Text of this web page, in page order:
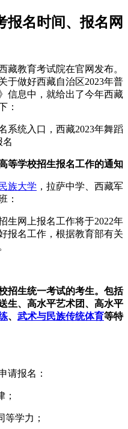
报名时间、报名网
藏教育考试院在官网发布。
于做好西藏自治区2023年普
信息中，就给出了今年西藏
：
等学校招生报名工作的通知
族大学 ，拉萨中学、西藏军
：
生网上报名工作将于2022年
报名工作，根据教育部有关
招生统一考试的考生。包括
生、高水平艺术团、高水平
、 武术与民族传统体育等特
请报名：
等学力；